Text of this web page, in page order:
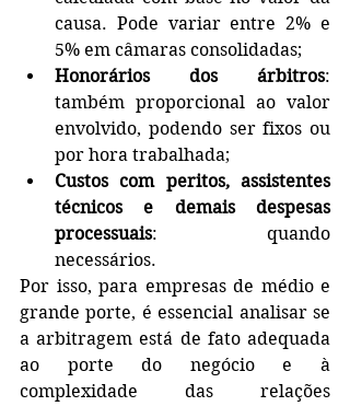
causa. Pode variar entre 2% e
5% em câmaras consolidadas;
Honorários dos árbitros:
também proporcional ao valor
envolvido, podendo ser fixos ou
por hora trabalhada;
Custos com peritos, assistentes
técnicos e demais despesas
processuais: quando
necessários.
Por isso, para empresas de médio e
grande porte, é essencial analisar se
a arbitragem está de fato adequada
ao porte do negócio e à
complexidade das relações